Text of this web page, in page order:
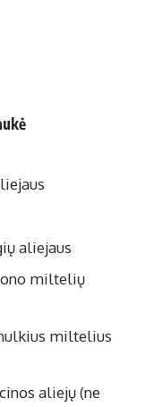
aliejaus
miltelių
miltelius
aliejų (ne